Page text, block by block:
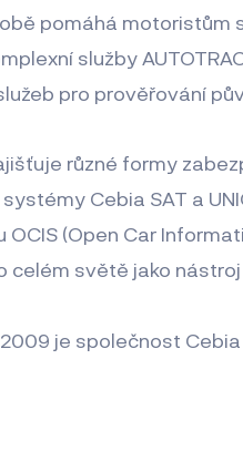
pomáhá motoristům
služby
pro prověřování
různé formy
Cebia SAT a
OCIS (Open Car
celém světě jako
je společnost